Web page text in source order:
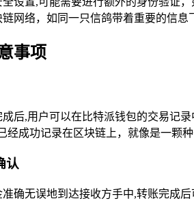
网络，如同一只信鸽带着重要的信息
事项
后,用户可以在比特派钱包的交易记
经成功记录在区块链上，就像是一颗
认
准确无误地到达接收方手中,转账完成